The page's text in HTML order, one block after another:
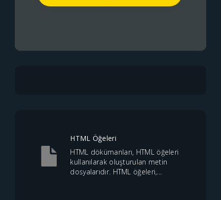
HTML Öğeleri
HTML dökümanları, HTML öğeleri
kullanılarak oluşturulan metin
dosyalarıdır. HTML öğeleri,...